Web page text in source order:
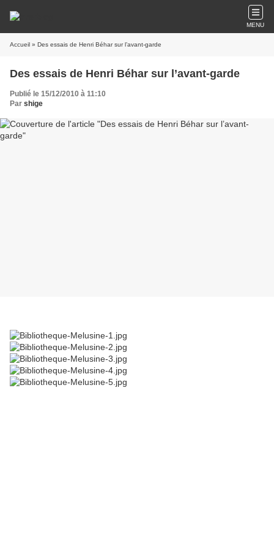
MENU
Accueil » Des essais de Henri Béhar sur l’avant-garde
Des essais de Henri Béhar sur l’avant-garde
Publié le 15/12/2010 à 11:10
Par shige